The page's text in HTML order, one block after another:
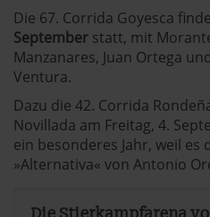
Die 67. Corrida Goyesca
September statt, mit
Manzanares, Juan Ortega
Ventura.
Dazu die 42. Corrida
Novillada am Freitag, 4.
ein besonderes Jahr, weil es
»Alternativa« von Antonio